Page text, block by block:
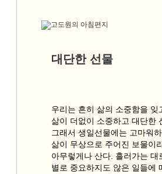
대단한 선물
우리는 흔히 삶의 소중함을 잊
삶이 더없이 소중하고 대단한
그래서 생일선물에는 고마워
삶이 무상으로 주어진 보물이
아무렇게나 산다. 흘러가는 대
별로 중요하지도 않은 일들에